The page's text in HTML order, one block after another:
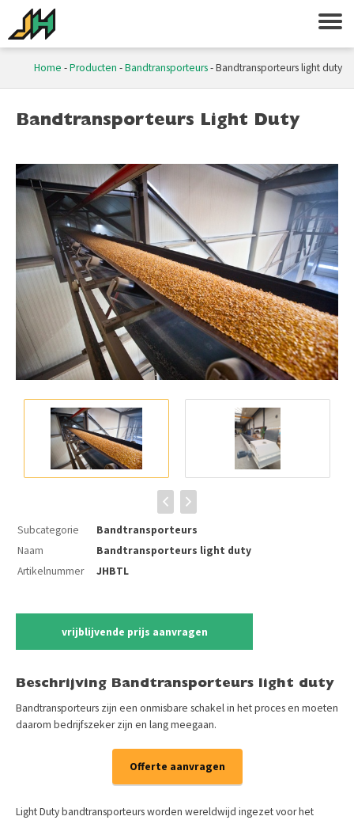
Home -Producten -Bandtransporteurs-Bandtransporteurs light duty
Bandtransporteurs Light Duty
Subcategorie
Bandtransporteurs
Naam
Bandtransporteurs light duty
Artikelnummer
JHBTL
vrijblijvende prijs aanvragen
Beschrijving Bandtransporteurs light duty
Bandtransporteurs zijn een onmisbare schakel in het proces en moeten
daarom bedrijfszeker zijn en lang meegaan.
Offerte aanvragen
Light Duty bandtransporteurs worden wereldwijd ingezet voor het